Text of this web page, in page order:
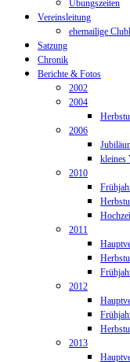
Übungszeiten
Vereinsleitung
ehemailige
Satzung
Chronik
Berichte & Fotos
2002
2004
2006
kleines
2010
2011
2012
2013